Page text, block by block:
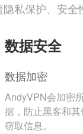
私保护、安
数据安全
数据加密
AndyVPN会加密
据，防止黑客和
窃取信息。